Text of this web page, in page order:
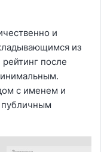
и
из
после
с именем и
публичным